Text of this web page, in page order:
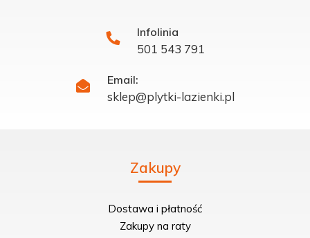
Infolinia
501 543 791
Email:
sklep@plytki-lazienki.pl
Zakupy
Dostawa i płatność
Zakupy na raty